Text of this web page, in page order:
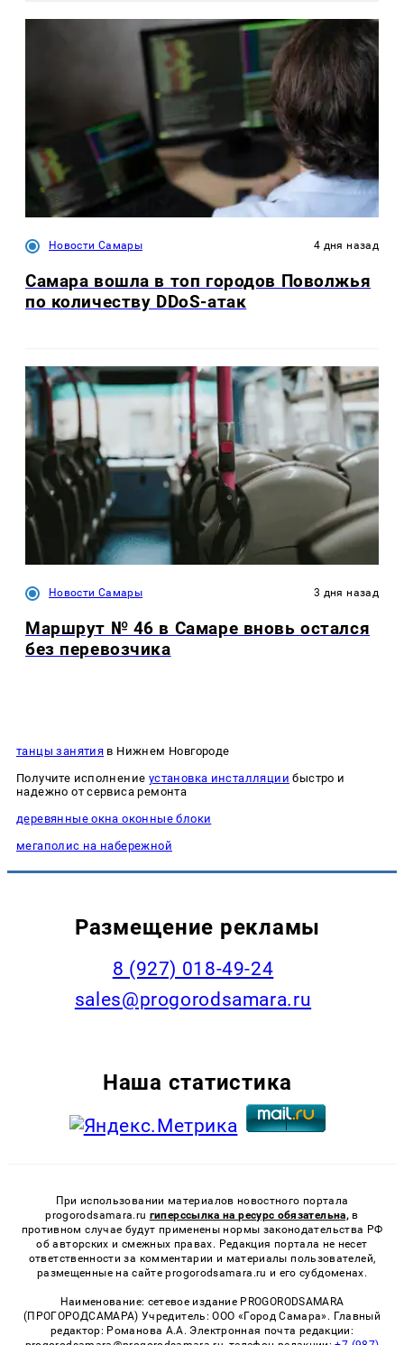
Новости Самары 4 дня назад
Самара вошла в топ городов Поволжья
по количеству DDoS-атак
Новости Самары 3 дня назад
Маршрут № 46 в Самаре вновь остался
без перевозчика
танцы занятия в Нижнем Новгороде
Получите исполнение установка инсталляции быстро и
надежно от сервиса ремонта
деревянные окна оконные блоки
мегаполис на набережной
Размещение рекламы
8 (927) 018-49-24
sales@progorodsamara.ru
Наша статистика
При использовании материалов новостного портала
progorodsamara.ru гиперссылка на ресурс обязательна, в
противном случае будут применены нормы законодательства РФ
об авторских и смежных правах. Редакция портала не несет
ответственности за комментарии и материалы пользователей,
размещенные на сайте progorodsamara.ru и его субдоменах.
Наименование: сетевое издание PROGORODSAMARA
(ПРОГОРОДСАМАРА) Учредитель: ООО «Город Самара». Главный
редактор: Романова А.А. Электронная почта редакции: